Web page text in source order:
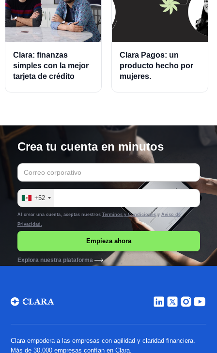
Clara: finanzas
simples con la mejor
tarjeta de crédito
Clara Pagos: un
producto hecho por
mujeres.
Crea tu cuenta en minutos
+52
Al crear una cuenta, aceptas nuestros Terminos y Condicionesy Aviso de
Privacidad.
Explora nuestra plataforma
Clara empodera a las empresas con agilidad y claridad financiera.
Más de 30,000 empresas confían en Clara.